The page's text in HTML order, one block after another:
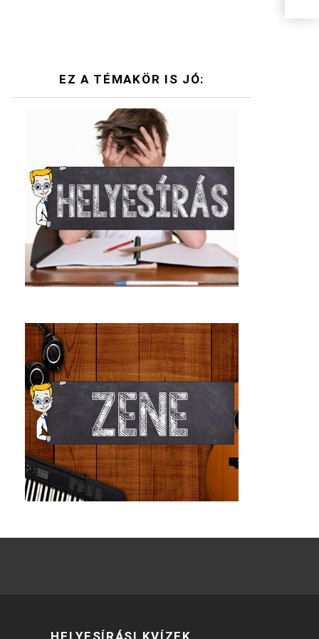
EZ A TÉMAKÖR IS JÓ:
HELYESÍRÁSI KVÍZEK